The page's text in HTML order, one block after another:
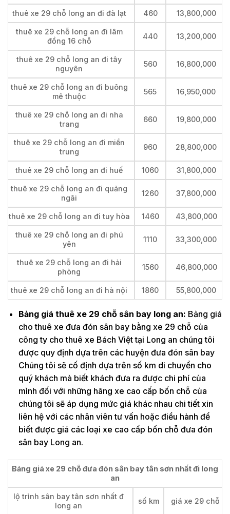
thuê xe 29 chỗ long an đi đà lạt 460 13,800,000
thuê xe 29 chỗ long an đi lâm
đồng 16 chỗ
440 13,200,000
thuê xe 29 chỗ long an đi tây
nguyên
560 16,800,000
thuê xe 29 chỗ long an đi buông
mê thuộc
565 16,950,000
thuê xe 29 chỗ long an đi nha
trang
660 19,800,000
thuê xe 29 chỗ long an đi miền
trung
960 28,800,000
thuê xe 29 chỗ long an đi huế 1060 31,800,000
thuê xe 29 chỗ long an đi quảng
ngãi
1260 37,800,000
thuê xe 29 chỗ long an đi tuy hòa 1460 43,800,000
thuê xe 29 chỗ long an đi phú
yên
1110 33,300,000
thuê xe 29 chỗ long an đi hải
phòng
1560 46,800,000
thuê xe 29 chỗ long an đi hà nội 1860 55,800,000
Bảng giá thuê xe 29 chỗ sân bay long an: Bảng giá
cho thuê xe đưa đón sân bay bằng xe 29 chỗ của
công ty cho thuê xe Bách Việt tại Long an chúng tôi
được quy định dựa trên các huyện đưa đón sân bay
Chúng tôi sẽ cố định dựa trên số km di chuyển cho
quý khách mà biết khách đưa ra được chi phí của
mình đối với những hãng xe cao cấp bốn chỗ của
chúng tôi sẽ áp dụng mức giá khác nhau chi tiết xin
liên hệ với các nhân viên tư vấn hoặc điều hành để
biết được giá các loại xe cao cấp bốn chỗ đưa đón
sân bay Long an.
Bảng giá xe 29 chỗ đưa đón sân bay tân sơn nhất đi long
an
lộ trình sân bay tân sơn nhất đ
long an
số km giá xe 29 chỗ